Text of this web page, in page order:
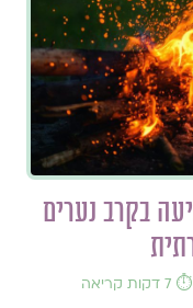
בקרב נערים
⏱️ 7 דקות קריאה